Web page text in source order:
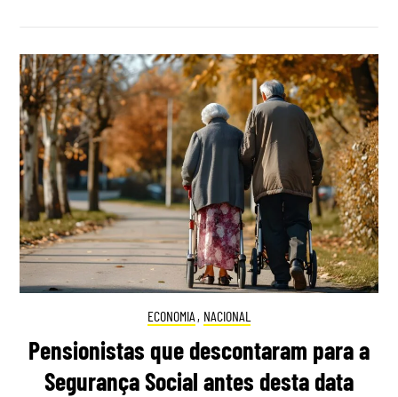
ECONOMIA , NACIONAL
Pensionistas que descontaram para a
Segurança Social antes desta data